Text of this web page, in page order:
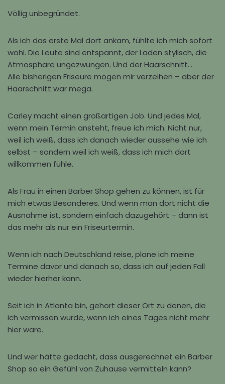
Völlig unbegründet.
Als ich das erste Mal dort ankam, fühlte ich mich sofort
wohl. Die Leute sind entspannt, der Laden stylisch, die
Atmosphäre ungezwungen. Und der Haarschnitt…
Alle bisherigen Friseure mögen mir verzeihen – aber der
Haarschnitt war mega.
Carley macht einen großartigen Job. Und jedes Mal,
wenn mein Termin ansteht, freue ich mich. Nicht nur,
weil ich weiß, dass ich danach wieder aussehe wie ich
selbst – sondern weil ich weiß, dass ich mich dort
willkommen fühle.
Als Frau in einen Barber Shop gehen zu können, ist für
mich etwas Besonderes. Und wenn man dort nicht die
Ausnahme ist, sondern einfach dazugehört – dann ist
das mehr als nur ein Friseurtermin.
Wenn ich nach Deutschland reise, plane ich meine
Termine davor und danach so, dass ich auf jeden Fall
wieder hierher kann.
Seit ich in Atlanta bin, gehört dieser Ort zu denen, die
ich vermissen würde, wenn ich eines Tages nicht mehr
hier wäre.
Und wer hätte gedacht, dass ausgerechnet ein Barber
Shop so ein Gefühl von Zuhause vermitteln kann?